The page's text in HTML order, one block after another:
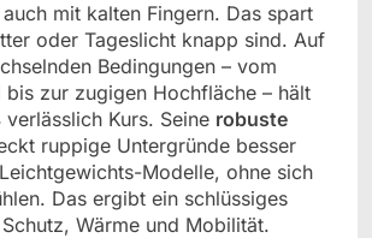
mit kalten Fingern. Das spart
oder Tageslicht knapp sind. Auf
Bedingungen – vom
bis zur zugigen Hochfläche – hält
Kurs. Seine robuste
ruppige Untergründe besser
Modelle, ohne sich
Das ergibt ein schlüssiges
Wärme und Mobilität.